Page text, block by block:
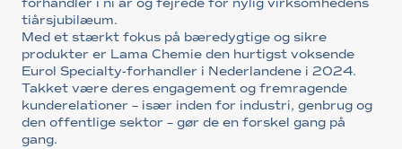
forhandler i ni år og fejrede for nylig virksomhedens
tiårsjubilæum.
Med et stærkt fokus på bæredygtige og sikre
produkter er Lama Chemie den hurtigst voksende
Eurol Specialty-forhandler i Nederlandene i 2024.
Takket være deres engagement og fremragende
kunderelationer – især inden for industri, genbrug og
den offentlige sektor – gør de en forskel gang på
gang.